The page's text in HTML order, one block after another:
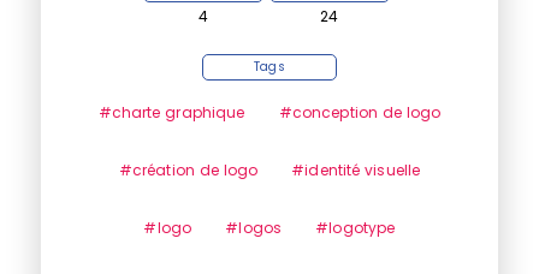
4 24
Tags
#charte graphique #conception de logo
#création de logo #identité visuelle
#logo #logos #logotype